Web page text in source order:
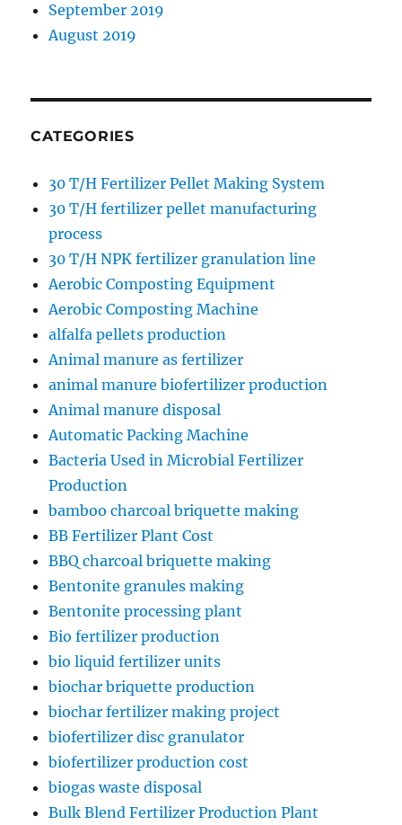
September 2019
August 2019
CATEGORIES
30 T/H Fertilizer Pellet Making System
30 T/H fertilizer pellet manufacturing
process
30 T/H NPK fertilizer granulation line
Aerobic Composting Equipment
Aerobic Composting Machine
alfalfa pellets production
Animal manure as fertilizer
animal manure biofertilizer production
Animal manure disposal
Automatic Packing Machine
Bacteria Used in Microbial Fertilizer
Production
bamboo charcoal briquette making
BB Fertilizer Plant Cost
BBQ charcoal briquette making
Bentonite granules making
Bentonite processing plant
Bio fertilizer production
bio liquid fertilizer units
biochar briquette production
biochar fertilizer making project
biofertilizer disc granulator
biofertilizer production cost
biogas waste disposal
Bulk Blend Fertilizer Production Plant